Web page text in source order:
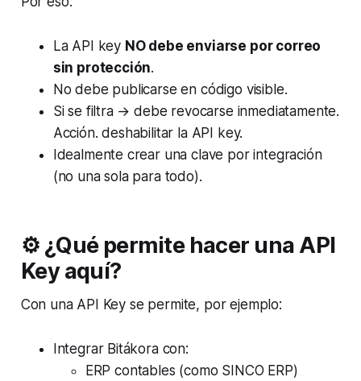
La API key NO debe enviarse por correo
sin protección.
No debe publicarse en código visible.
Si se filtra → debe revocarse inmediatamente.
Acción. deshabilitar la API key.
Idealmente crear una clave por integración
(no una sola para todo).
⚙️ ¿Qué permite hacer una API
Key aquí?
Con una API Key se permite, por ejemplo:
Integrar Bitákora con:
ERP contables (como SINCO ERP)